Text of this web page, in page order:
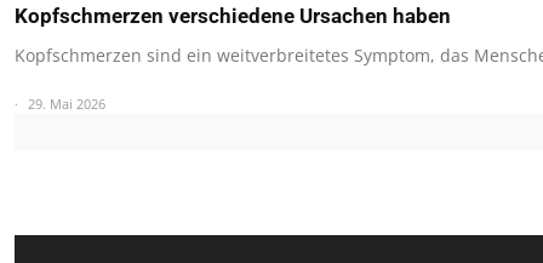
Kopfschmerzen verschiedene Ursachen haben
Kopfschmerzen sind ein weitverbreitetes Symptom, das
29. Mai 2026